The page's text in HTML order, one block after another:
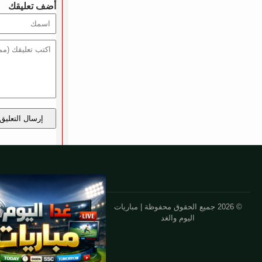
أضف تعليقك
إرسال التعليق
© 2026 جميع الحقوق محفوظة | مباريات
اليوم والغد